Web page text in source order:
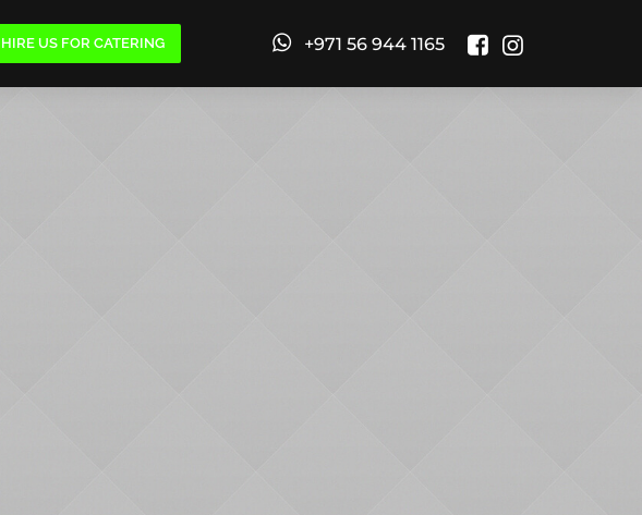
HIRE US FOR CATERING +971 56 944 1165